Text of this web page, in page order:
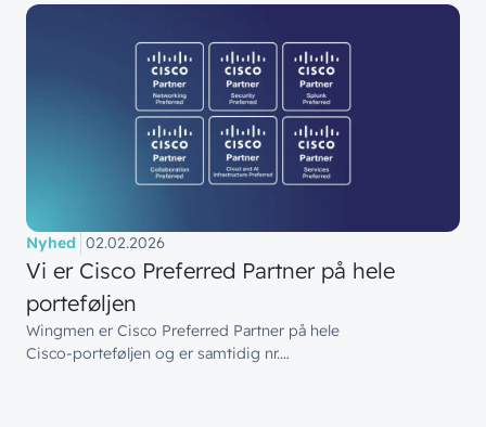
Nyhed 02.02.2026
Vi er Cisco Preferred Partner på hele
porteføljen
Wingmen er Cisco Preferred Partner på hele
Cisco‑porteføljen og er samtidig nr.…